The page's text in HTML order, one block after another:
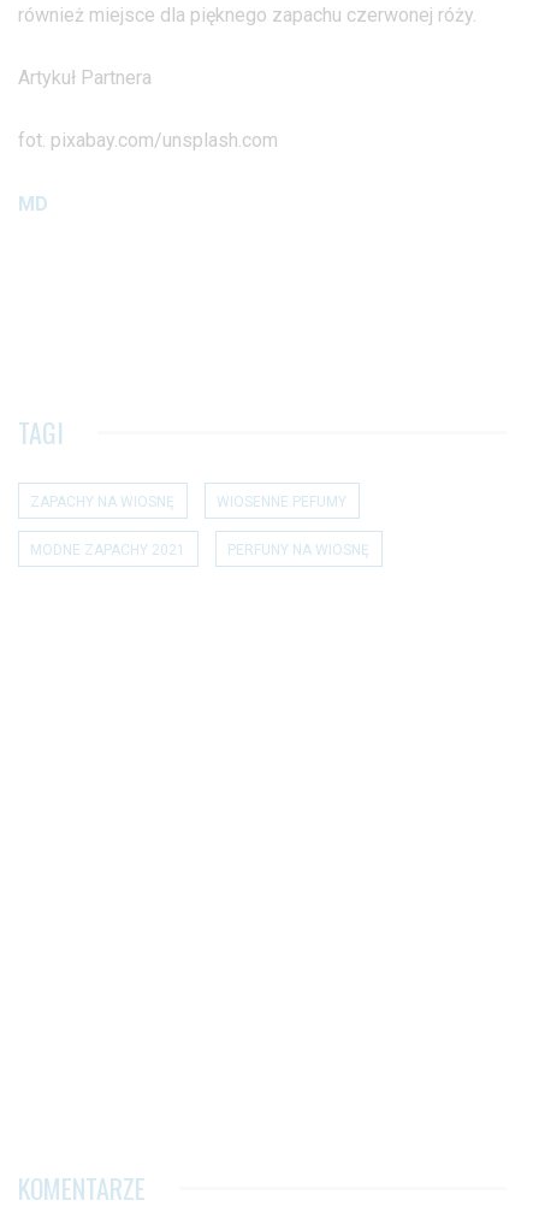
również miejsce dla pięknego zapachu czerwonej róży.
Artykuł Partnera
fot. pixabay.com/unsplash.com
MD
TAGI
ZAPACHY NA WIOSNĘ WIOSENNE PEFUMY
MODNE ZAPACHY 2021 PERFUNY NA WIOSNĘ
KOMENTARZE